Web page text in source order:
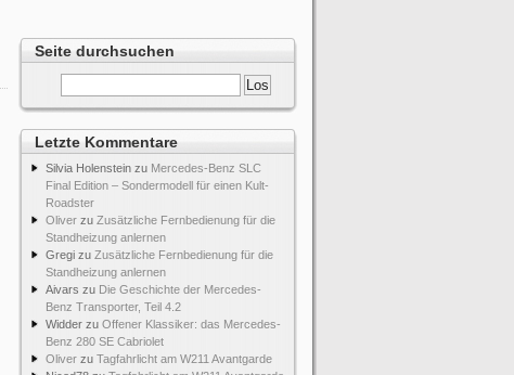
Seite durchsuchen
Letzte Kommentare
Silvia Holenstein zu Mercedes-Benz SLC
Final Edition – Sondermodell für einen Kult-
Roadster
Oliver zu Zusätzliche Fernbedienung für die
Standheizung anlernen
Gregi zu Zusätzliche Fernbedienung für die
Standheizung anlernen
Aivars zu Die Geschichte der Mercedes-
Benz Transporter, Teil 4.2
Widder zu Offener Klassiker: das Mercedes-
Benz 280 SE Cabriolet
Oliver zu Tagfahrlicht am W211 Avantgarde